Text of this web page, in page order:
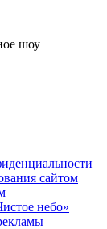
шоу
сайтом
небо»